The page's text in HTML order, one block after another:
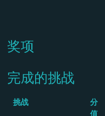
奖项
完成的挑战
挑战
分
值